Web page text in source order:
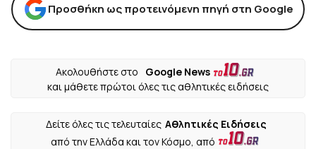
Προσθήκη ως προτεινόμενη πηγή στη Google
Ακολουθήστε στο
Google News
και μάθετε πρώτοι όλες τις αθλητικές ειδήσεις
Δείτε όλες τις τελευταίες Αθλητικές Ειδήσεις
από την Ελλάδα και τον Κόσμο, από